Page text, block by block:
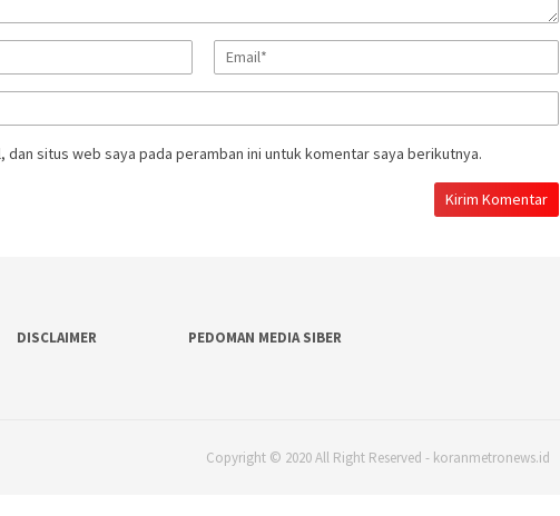
dan situs web saya pada peramban ini untuk komentar saya berikutnya.
DISCLAIMER
PEDOMAN MEDIA SIBER
Copyright © 2020 All Right Reserved - koranmetronews.id